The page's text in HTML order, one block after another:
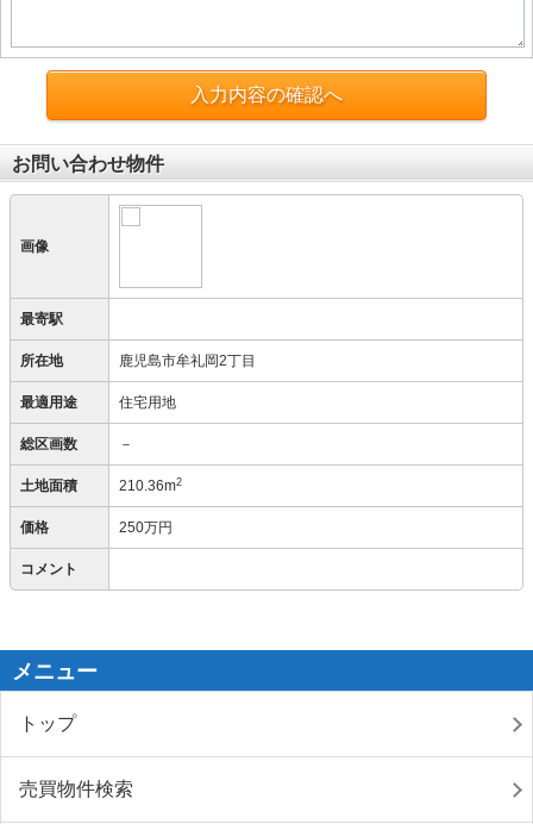
入力内容の確認へ
お問い合わせ物件
画像
最寄駅
所在地 鹿児島市牟礼岡2丁目
最適用途 住宅用地
総区画数 －
土地面積 210.36m2
価格 250万円
コメント
メニュー
トップ
売買物件検索